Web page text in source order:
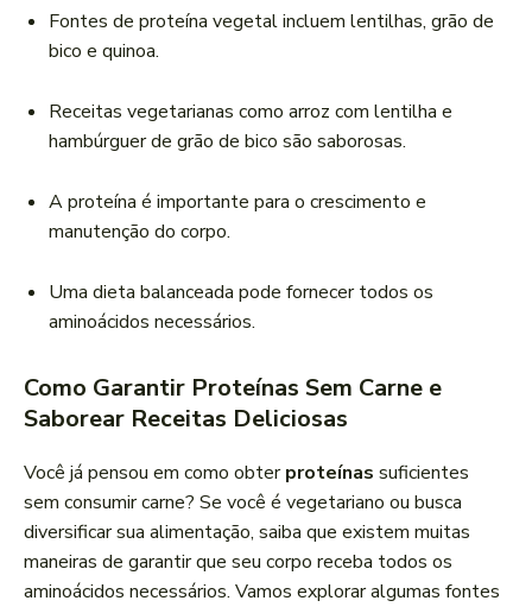
Fontes de proteína vegetal incluem lentilhas, grão de
bico e quinoa.
Receitas vegetarianas como arroz com lentilha e
hambúrguer de grão de bico são saborosas.
A proteína é importante para o crescimento e
manutenção do corpo.
Uma dieta balanceada pode fornecer todos os
aminoácidos necessários.
Como Garantir Proteínas Sem Carne e
Saborear Receitas Deliciosas
Você já pensou em como obterproteínas suficientes
sem consumir carne? Se você é vegetariano ou busca
diversificar sua alimentação, saiba que existem muitas
maneiras de garantir que seu corpo receba todos os
aminoácidos necessários. Vamos explorar algumas fontes